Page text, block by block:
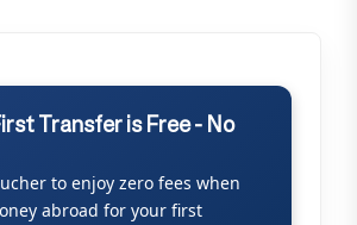
Transfer is Free - No
to enjoy zero fees when
abroad for your first